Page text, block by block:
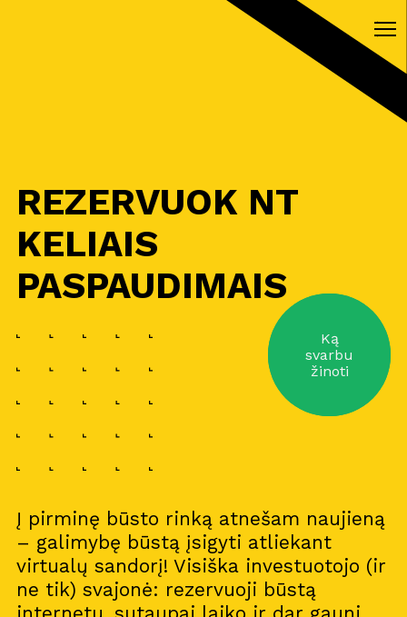
REZERVUOK NT
KELIAIS
PASPAUDIMAIS
Į pirminę būsto rinką atnešam naujieną
– galimybę būstą įsigyti atliekant
virtualų sandorį! Visiška investuotojo (ir
ne tik) svajonė: rezervuoji būstą
Ką
svarbu
žinoti